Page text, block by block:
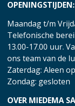
OPENINGSTIJDEN:
Maandag t/m
Telefonische
13.00-17.00 uur.
ons team van de
Zaterdag: Aleen
Zondag: gesloten
OVER MIEDEMA